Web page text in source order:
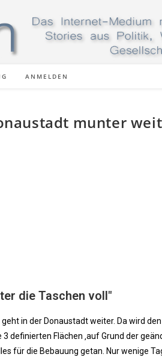
ANMELDEN
munter
die Taschen voll"
in der Donaustadt weiter. Da wird
definierten Flächen ‚auf Grund der
für die Bebauung getan. Nur wenige